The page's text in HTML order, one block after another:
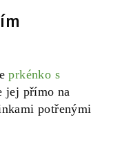
prkénko s
jej přímo na
potřenými